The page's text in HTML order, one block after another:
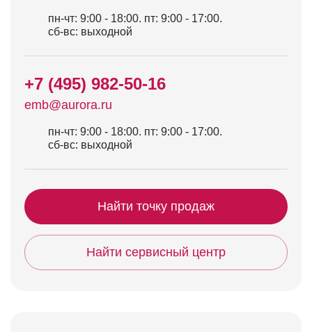
пн-чт: 9:00 - 18:00. пт: 9:00 - 17:00.
сб-вс: выходной
+7 (495) 982-50-16
emb@aurora.ru
пн-чт: 9:00 - 18:00. пт: 9:00 - 17:00.
сб-вс: выходной
Найти точку продаж
Найти сервисный центр